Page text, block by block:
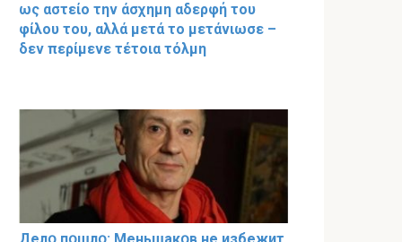
ως αστείο την άσχημη αδερφή του
φίλου του, αλλά μετά το μετάνιωσε –
δεν περίμενε τέτοια τόλμη